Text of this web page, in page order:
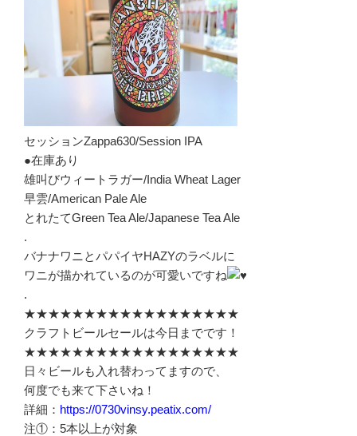
セッションZappa630/Session IPA
●在庫あり
雄叫びウィートラガー/India Wheat Lager
早雲/American Pale Ale
とれたてGreen Tea Ale/Japanese Tea Ale
.
バナナワニとパパイヤHAZYのラベルに
ワニが描かれているのが可愛いですね
.
★★★★★★★★★★★★★★★★★★
クラフトビールセールは今日までです！
★★★★★★★★★★★★★★★★★★
日々ビールも入れ替わってますので、
何度でも来て下さいね！
詳細： https://0730vinsy.peatix.com/
注①：5本以上が対象